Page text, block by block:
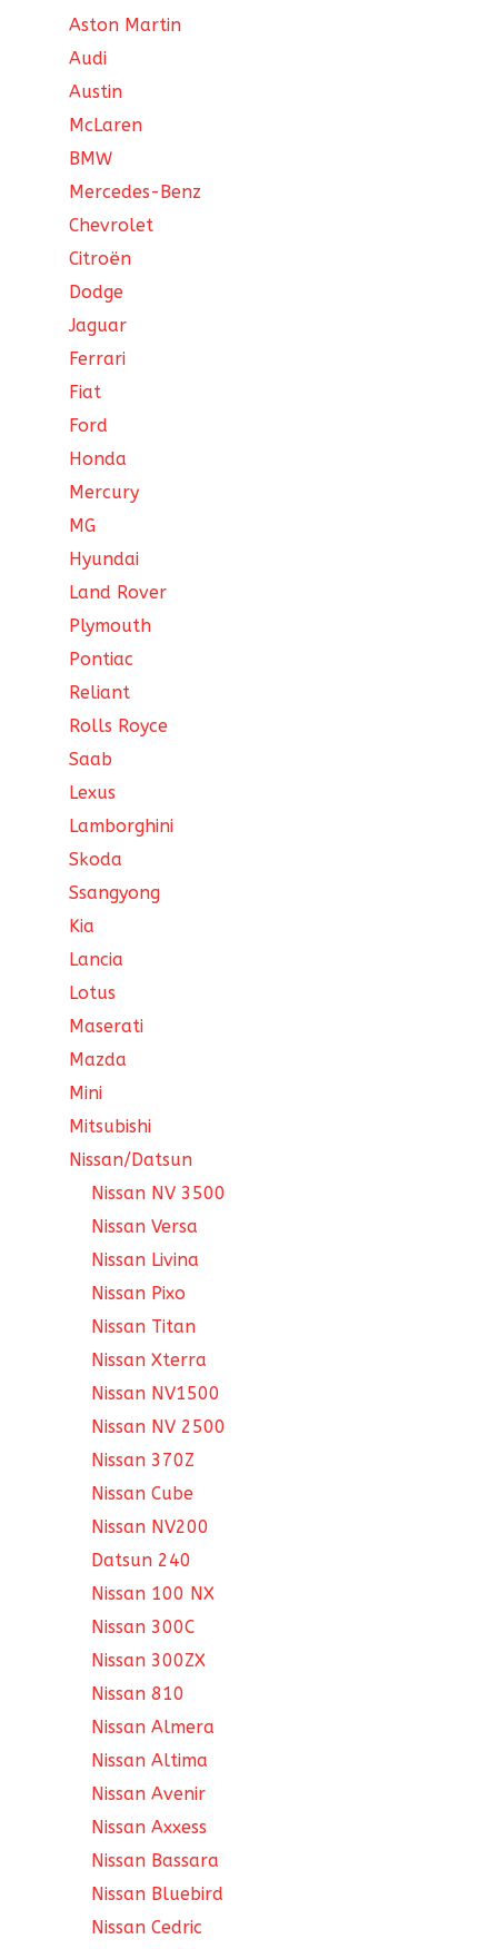
Aston Martin
Audi
Austin
McLaren
BMW
Mercedes-Benz
Chevrolet
Citroën
Dodge
Jaguar
Ferrari
Fiat
Ford
Honda
Mercury
MG
Hyundai
Land Rover
Plymouth
Pontiac
Reliant
Rolls Royce
Saab
Lexus
Lamborghini
Skoda
Ssangyong
Kia
Lancia
Lotus
Maserati
Mazda
Mini
Mitsubishi
Nissan/Datsun
Nissan NV 3500
Nissan Versa
Nissan Livina
Nissan Pixo
Nissan Titan
Nissan Xterra
Nissan NV1500
Nissan NV 2500
Nissan 370Z
Nissan Cube
Nissan NV200
Datsun 240
Nissan 100 NX
Nissan 300C
Nissan 300ZX
Nissan 810
Nissan Almera
Nissan Altima
Nissan Avenir
Nissan Axxess
Nissan Bassara
Nissan Bluebird
Nissan Cedric